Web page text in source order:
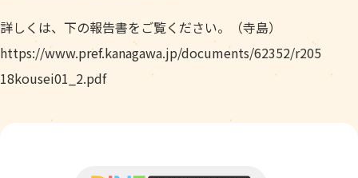
詳しくは、下の報告書をご覧ください。（寺島）
https://www.pref.kanagawa.jp/documents/62352/r205
18kousei01_2.pdf